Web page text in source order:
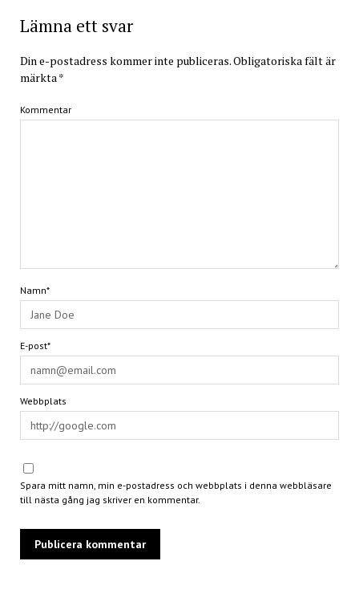
Lämna ett svar
Din e-postadress kommer inte publiceras.Obligatoriska fält är
märkta*
Kommentar
Namn*
E-post*
Webbplats
Spara mitt namn, min e-postadress och webbplats i denna webbläsare
till nästa gång jag skriver en kommentar.